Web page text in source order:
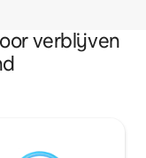
verblijven